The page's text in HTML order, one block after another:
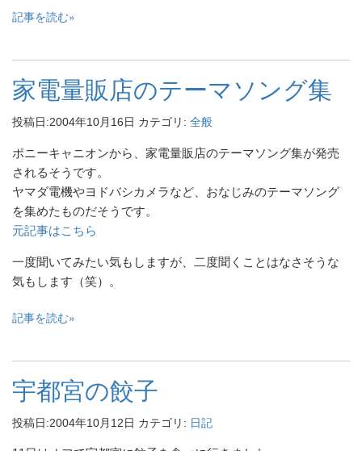
記事を読む
家電量販店のテーマソング集
投稿日:2004年10月16日 カテゴリ: 全般
ポニーキャニオンから、家電量販店のテーマソング集が発売
されるそうです。
ヤマダ電機やヨドバシカメラなど、おなじみのテーマソング
を集めたものだそうです。
元記事はこちら
一度聞いてみたい気もしますが、二度聞くことはなさそうな
気もします（笑）。
記事を読む
宇都宮の餃子
投稿日:2004年10月12日 カテゴリ: 日記